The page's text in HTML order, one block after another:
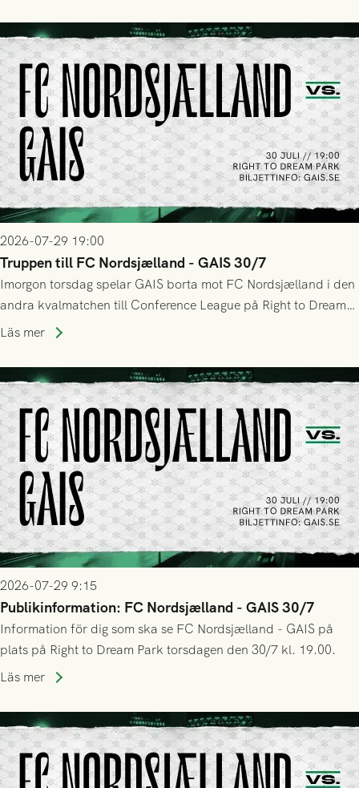
tennissiffror och det grönsvarta europaäventyret tog slut.
2026-07-29 19:00
Truppen till FC Nordsjælland - GAIS 30/7
Imorgon torsdag spelar GAIS borta mot FC Nordsjælland i den
andra kvalmatchen till Conference League på Right to Dream
Park! Fredrik Holmberg och ledarstaben har tagit ut följande
Läs mer
2026-07-29 9:15
Publikinformation: FC Nordsjælland - GAIS 30/7
Information för dig som ska se FC Nordsjælland - GAIS på
plats på Right to Dream Park torsdagen den 30/7 kl. 19.00.
Läs mer